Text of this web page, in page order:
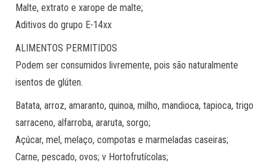
Malte, extrato e xarope de malte;
Aditivos do grupo E-14xx
ALIMENTOS PERMITIDOS
Podem ser consumidos livremente, pois são naturalmente
isentos de glúten.
Batata, arroz, amaranto, quinoa, milho, mandioca, tapioca, trigo
sarraceno, alfarroba, araruta, sorgo;
Açúcar, mel, melaço, compotas e marmeladas caseiras;
Carne, pescado, ovos; v Hortofrutícolas;